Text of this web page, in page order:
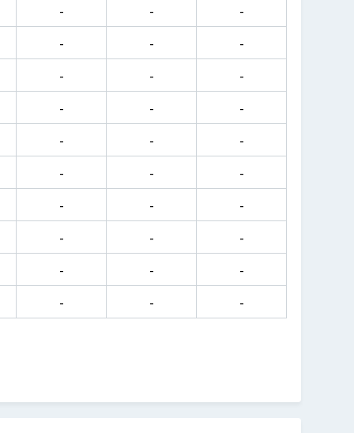
-
-
-
-
-
-
-
-
-
-
-
-
-
-
-
-
-
-
-
-
-
-
-
-
-
-
-
-
- -